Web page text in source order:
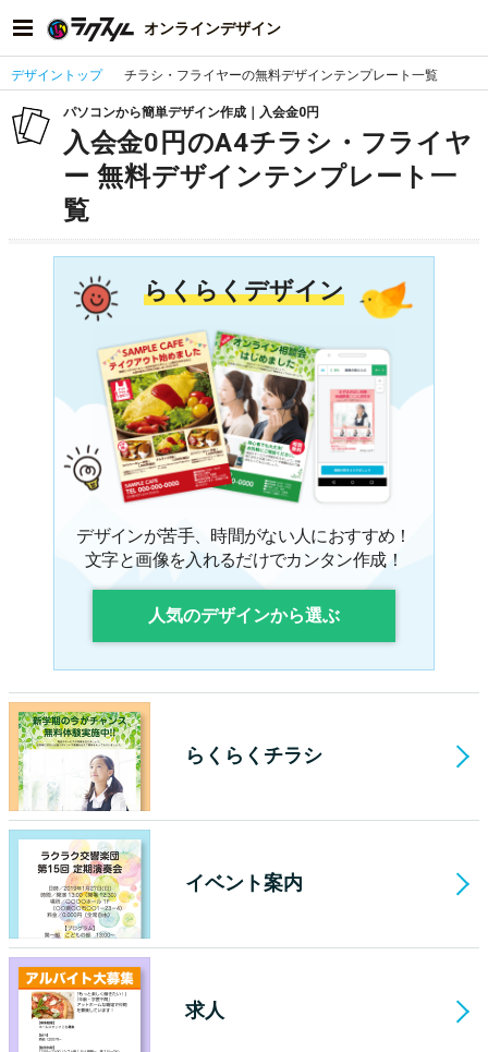
オンラインデザイン
デザイントップ チラシ・フライヤーの無料デザインテンプレート一覧
パソコンから簡単デザイン作成｜入会金0円
入会金0円のA4チラシ・フライヤ
ー 無料デザインテンプレート一
覧
らくらくデザイン
デザインが苦手、時間がない人におすすめ！
文字と画像を入れるだけでカンタン作成！
人気のデザインから選ぶ
らくらくチラシ
イベント案内
求人